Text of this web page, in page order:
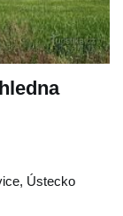
, Ústecko